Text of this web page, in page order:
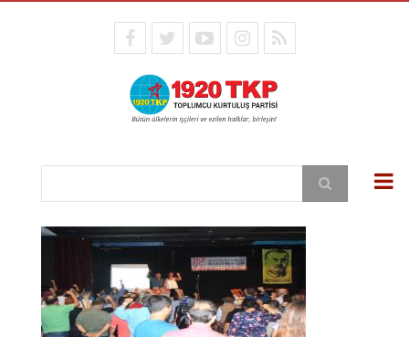
facebooktwitteryoutubeinstagram
RSS
Ara